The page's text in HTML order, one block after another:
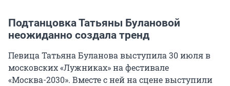
Подтанцовка Татьяны Булановой
неожиданно создала тренд
Певица Татьяна Буланова выступила 30 июля в
московских «Лужниках» на фестивале
«Москва-2030». Вместе с ней на сцене выступили